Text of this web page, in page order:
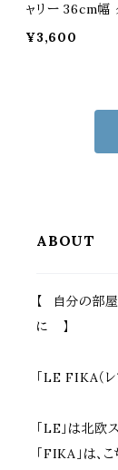
ャリー 36cm幅
キャスター付き
れ モダン 丸
円型 幅36cm
¥3,600
ABOUT
【 自分の部
に 】
「LE FIKA（レ
「LE」は北欧
「FIKA」は、